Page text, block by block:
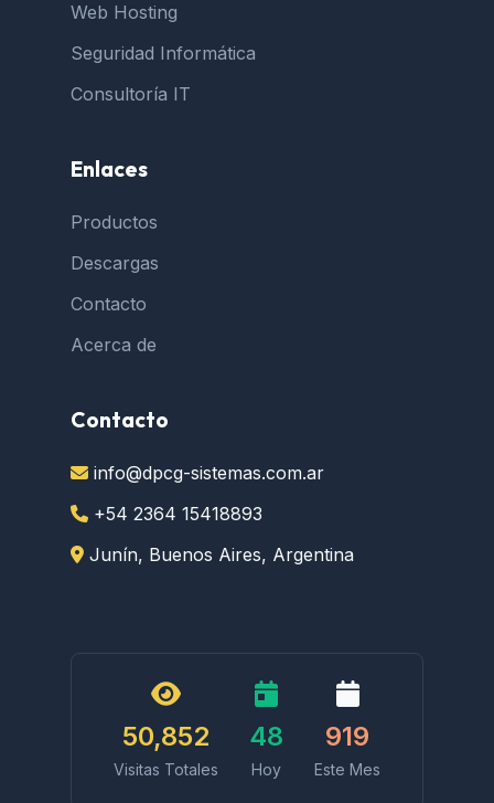
Web Hosting
Seguridad Informática
Consultoría IT
Enlaces
Productos
Descargas
Contacto
Acerca de
Contacto
info@dpcg-sistemas.com.ar
+54 2364 15418893
Junín, Buenos Aires, Argentina
50,852
Visitas Totales
48
Hoy
919
Este Mes